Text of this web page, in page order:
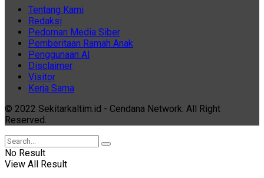
Tentang Kami
Redaksi
Pedoman Media Siber
Pemberitaan Ramah Anak
Penggunaan AI
Disclaimer
Visitor
Kerja Sama
© 2022 Sekitarkaltim.id - Cendana Network. All Right
Reserved.
No Result
View All Result